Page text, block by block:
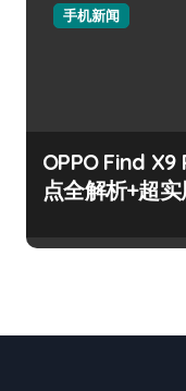
手机新闻
OPPO Find
点全解析+超实